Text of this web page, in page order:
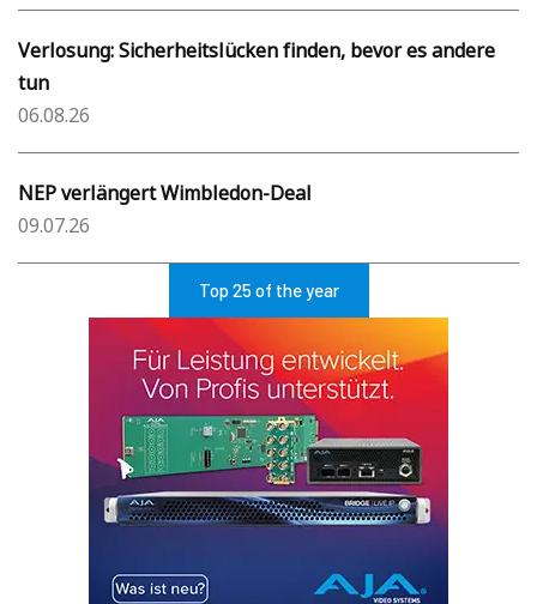
Verlosung: Sicherheitslücken finden, bevor es andere
tun
06.08.26
NEP verlängert Wimbledon-Deal
09.07.26
Top 25 of the year